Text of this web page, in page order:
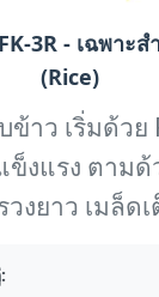
3R - เฉพาะ
(Rice)
าว เริ่มด้วย
ข็งแรง ตามด้
วงยาว เมล็ด